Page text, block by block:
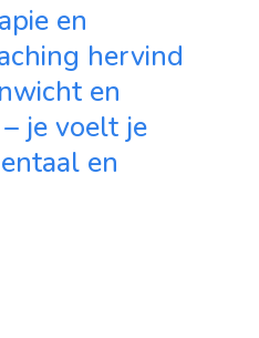
en
hervind
en
je voelt je
en